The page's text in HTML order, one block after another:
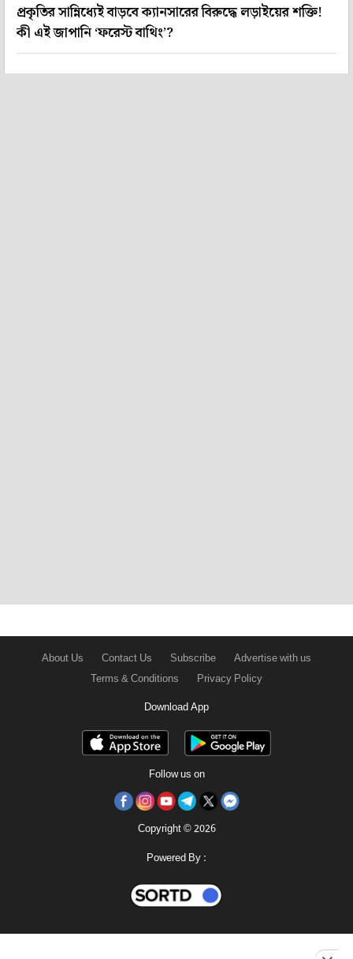
প্রকৃতির সান্নিধ্যেই বাড়বে ক্যানসারের বিরুদ্ধে লড়াইয়ের শক্তি!
কী এই জাপানি ‘ফরেস্ট বাথিং’?
About Us Contact Us Subscribe
Advertise with us
Terms & Conditions
Privacy Policy
Download App
Follow us on
Copyright © 2026
Powered By :